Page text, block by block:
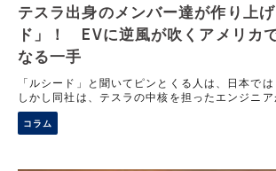
テスラ出身のメンバー達が作り上
ド」！ EVに逆風が吹くアメリカ
なる一手
「ルシード」と聞いてピンとくる人は、日本では
しかし同社は、テスラの中核を担ったエンジニ
メーカーだ。高性能モデルで存在感を示してきた
カ市場ではEV逆風が強まっている。知られざる
と現在地とは。
コラム